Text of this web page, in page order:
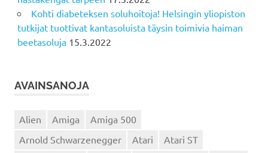
Kohti diabeteksen soluhoitoja! Helsingin yliopiston
tutkijat tuottivat kantasoluista täysin toimivia haiman
beetasoluja 15.3.2022
AVAINSANOJA
Alien Amiga
Amiga 500
Arnold Schwarzenegger
Atari
Atari ST